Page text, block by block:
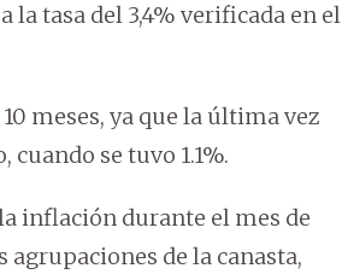
tasa del 3,4% verificada en el
meses, ya que la última vez
se tuvo 1.1%.
inflación durante el mes de
de la canasta,